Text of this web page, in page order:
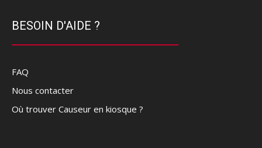
BESOIN D'AIDE ?
FAQ
Nous contacter
Où trouver Causeur en kiosque ?